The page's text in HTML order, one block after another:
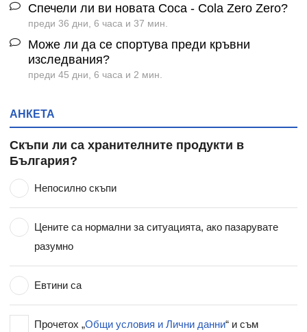
Спечели ли ви новата Coca - Cola Zero Zero?
преди 36 дни, 6 часа и 37 мин.
Може ли да се спортува преди кръвни
изследвания?
преди 45 дни, 6 часа и 2 мин.
АНКЕТА
Скъпи ли са хранителните продукти в
България?
Непосилно скъпи
Цените са нормални за ситуацията, ако пазарувате
разумно
Евтини са
Прочетох „Общи условия и Лични данни“ и съм